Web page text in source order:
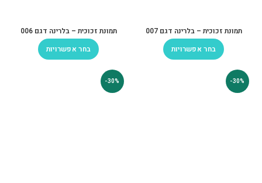
תמונת זכוכית – בלרינה דגם 007
בחר אפשרויות
תמונת זכוכית – בלרינה דגם 006
בחר אפשרויות
-30%
-30%